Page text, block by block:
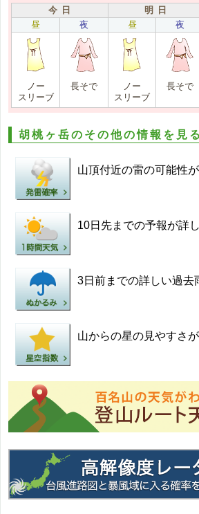
今 日
明 日
昼
夜 昼 夜
ノー
スリーブ
長そで
ノー
スリーブ
長そで
胡桃ヶ岳のその他の情報を見
山頂付近の雷の可能性
10日先までの予報が詳
3日前までの詳しい過去
山からの星の見やすさ